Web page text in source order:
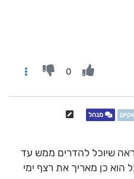
0
מנהל
שיוכל להדרים ממש עד
הוא כן מאריך את רצף ימי